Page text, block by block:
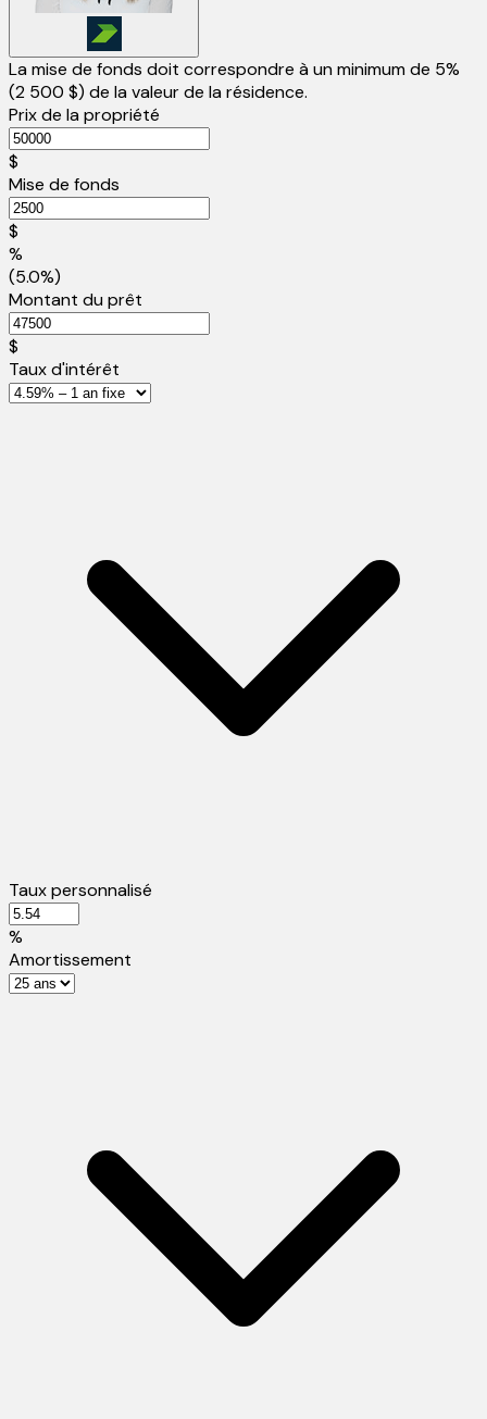
La mise de fonds doit correspondre à un minimum de 5%
(2 500 $) de la valeur de la résidence.
Prix de la propriété
$
Mise de fonds
$
%
(5.0%)
Montant du prêt
$
Taux d'intérêt
Taux personnalisé
%
Amortissement